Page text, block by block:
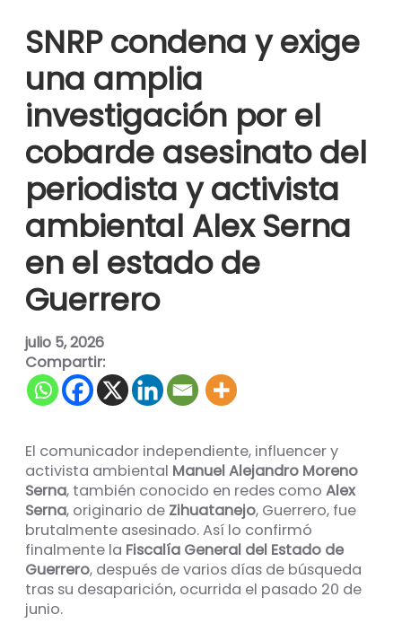
SNRP condena y exige
una amplia
investigación por el
cobarde asesinato del
periodista y activista
ambiental Alex Serna
en el estado de
Guerrero
julio 5, 2026
Compartir:
El comunicador independiente, influencer y
activista ambiental Manuel Alejandro Moreno
Serna, también conocido en redes como Alex
Serna, originario de Zihuatanejo, Guerrero, fue
brutalmente asesinado. Así lo confirmó
finalmente la Fiscalía General del Estado de
Guerrero, después de varios días de búsqueda
tras su desaparición, ocurrida el pasado 20 de
junio.